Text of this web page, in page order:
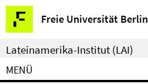
Springe
direkt
zu
Inhalt
Freie Universität Berlin
Service-
Navigation
Lateinamerika-Institut (LAI)
MENÜ